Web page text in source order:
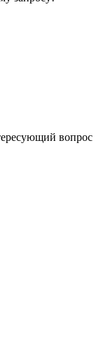
вопрос